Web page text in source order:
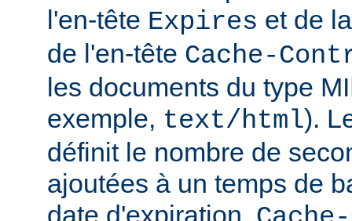
l'en-tête Expires et de
de l'en-tête Cache-
les documents du type
exemple, text/html).
définit le nombre de
ajoutées à un temps de
date d'expiration.